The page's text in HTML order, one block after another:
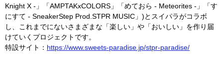
Knight X -」「AMPTAKxCOLORS」「めておら - Meteorites -」「す
にすて - SneakerStep Prod.STPR MUSIC」)とスイパラがコラボ
し、これまでにないさまざまな「楽しい」や「おいしい」を作り届
けていくプロジェクトです。
特設サイト： https://www.sweets-paradise.jp/stpr-paradise/